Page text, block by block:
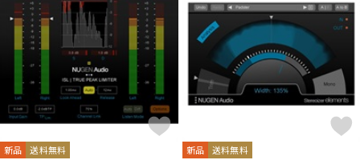
配信/ライブ機器 楽器アクセサリ
中古 ヴィンテージ
新品 送料無料 新品 送料無料